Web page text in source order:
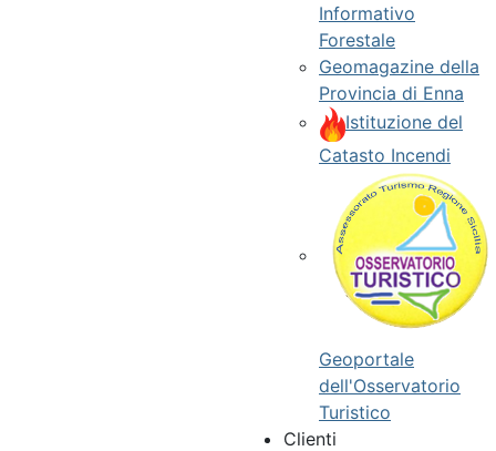
Informativo
Forestale
Geomagazine della
Provincia di Enna
Istituzione del
Catasto Incendi
Geoportale
dell'Osservatorio
Turistico
Clienti